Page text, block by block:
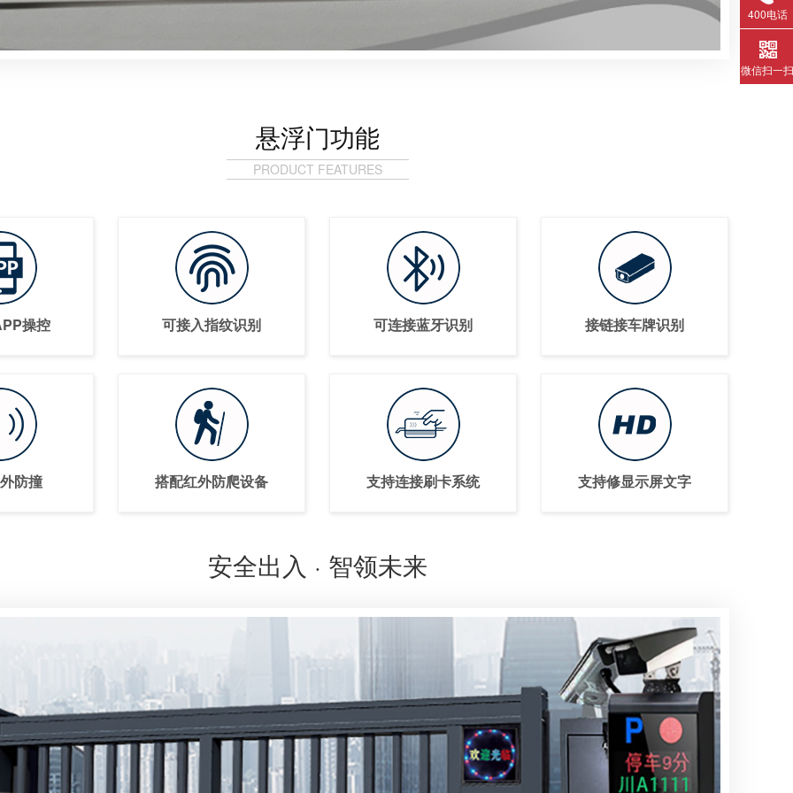
悬浮门功能
PRODUCT FEATURES
操控 可接入指纹识别 可连接蓝牙识别 接链接车牌识别
防撞 搭配红外防爬设备 支持连接刷卡系统 支持修显示屏文字
安全出入 · 智领未来
400电话
微信扫一扫